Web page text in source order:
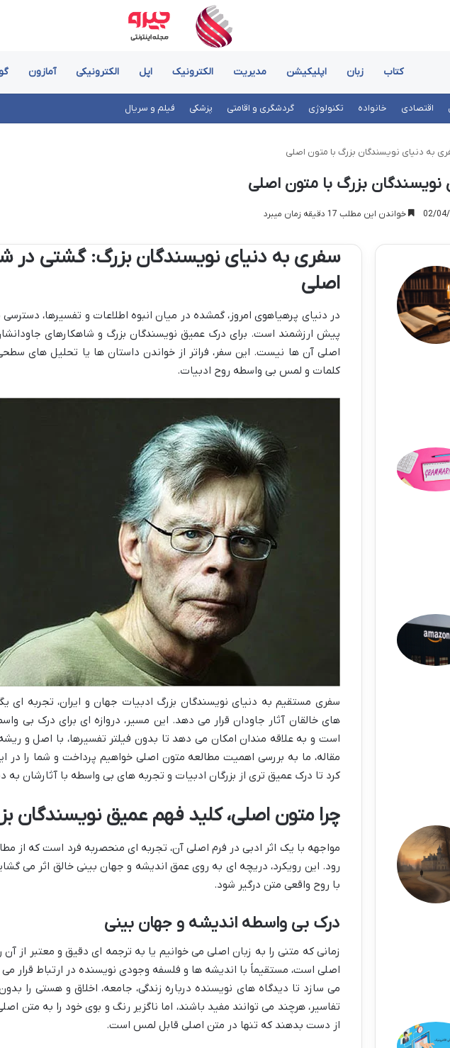
کتاب زبان اپلیکیشن مدیریت الکترونیک اپل الکترونیکی آمازون
اقتصادی خانواده تکنولوژی گردشگری و اقامتی پزشکی فیلم و سریال
به دنیای نویسندگان بزرگ با متون اصلی
بزرگ با متون اصلی
خواندن این مطلب 17 دقیقه زمان میبرد
سفری به دنیای نویسندگان بزرگ: گشتی در
اصلی
در دنیای پرهیاهوی امروز، گمشده در میان انبوه اطلاعات و تفسیرها،
پیش ارزشمند است. برای درک عمیق نویسندگان بزرگ و شاهکارهای
اصلی آن ها نیست. این سفر، فراتر از خواندن داستان ها یا تحلیل های
کلمات و لمس بی واسطه روح ادبیات.
سفری مستقیم به دنیای نویسندگان بزرگ ادبیات جهان و ایران، تجربه ای
های خالقان آثار جاودان قرار می دهد. این مسیر، دروازه ای برای درک بی
است و به علاقه مندان امکان می دهد تا بدون فیلتر تفسیرها، با اصل و ریشه
مقاله، ما به بررسی اهمیت مطالعه متون اصلی خواهیم پرداخت و شما را در
کرد تا درک عمیق تری از بزرگان ادبیات و تجربه های بی واسطه با آثارشان به
چرا متون اصلی، کلید فهم عمیق نویسندگان
مواجهه با یک اثر ادبی در فرم اصلی آن، تجربه ای منحصربه فرد است که از
رود. این رویکرد، دریچه ای به روی عمق اندیشه و جهان بینی خالق اثر می
با روح واقعی متن درگیر شود.
درک بی واسطه اندیشه و جهان بینی
زمانی که متنی را به زبان اصلی می خوانیم یا به ترجمه ای دقیق و معتبر از
اصلی است، مستقیماً با اندیشه ها و فلسفه وجودی نویسنده در ارتباط قرار می
می سازد تا دیدگاه های نویسنده درباره زندگی، جامعه، اخلاق و هستی را
تفاسیر، هرچند می توانند مفید باشند، اما ناگزیر رنگ و بوی خود را به متن
از دست بدهند که تنها در متن اصلی قابل لمس است.